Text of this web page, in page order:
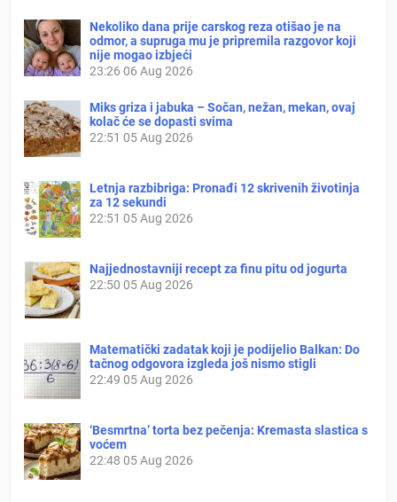
Nekoliko dana prije carskog reza otišao je na
odmor, a supruga mu je pripremila razgovor koji
nije mogao izbjeći
23:26 06 Aug 2026
Miks griza i jabuka – Sočan, nežan, mekan, ovaj
kolač će se dopasti svima
22:51 05 Aug 2026
Letnja razbibriga: Pronađi 12 skrivenih životinja
za 12 sekundi
22:51 05 Aug 2026
Najjednostavniji recept za finu pitu od jogurta
22:50 05 Aug 2026
Matematički zadatak koji je podijelio Balkan: Do
tačnog odgovora izgleda još nismo stigli
22:49 05 Aug 2026
‘Besmrtna’ torta bez pečenja: Kremasta slastica s
voćem
22:48 05 Aug 2026